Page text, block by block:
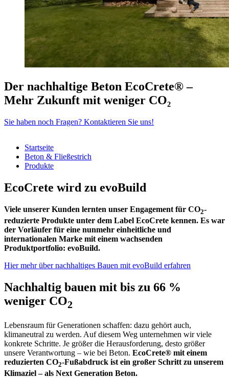
Der nachhaltige Beton EcoCrete® –
Mehr Zukunft mit weniger CO₂
Sie haben noch Fragen? Kontaktieren Sie uns!
Startseite
Beton & Fließestrich
Produkte
EcoCrete wird zu evoBuild
Viele unserer Kunden lernten unser Engagement für CO2-
reduzierte Produkte unter dem Label EcoCrete kennen. Es war
der Vorläufer für eine nunmehr einheitliche und
internationalen Marke mit einem wachsenden
Produktportfolio: evoBuild.
Hier mehr über nachhaltiges Bauen mit evoBuild erfahren
Nachhaltig bauen mit bis zu 66 %
weniger CO2
Lebensraum für Generationen schaffen: dazu gehört auch,
klimaneutral zu werden. Auf diesem Weg unternehmen wir viele
konkrete Schritte. Je größer die Herausforderung, desto größer
unsere Verantwortung – wie bei Beton. EcoCrete® mit einem
reduzierten CO2-Fußabdruck ist ein großer Schritt zu unserem
Klimaziel – als Next Generation Beton.